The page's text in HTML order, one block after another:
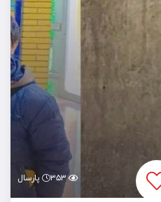
۳۵۳ پارسال